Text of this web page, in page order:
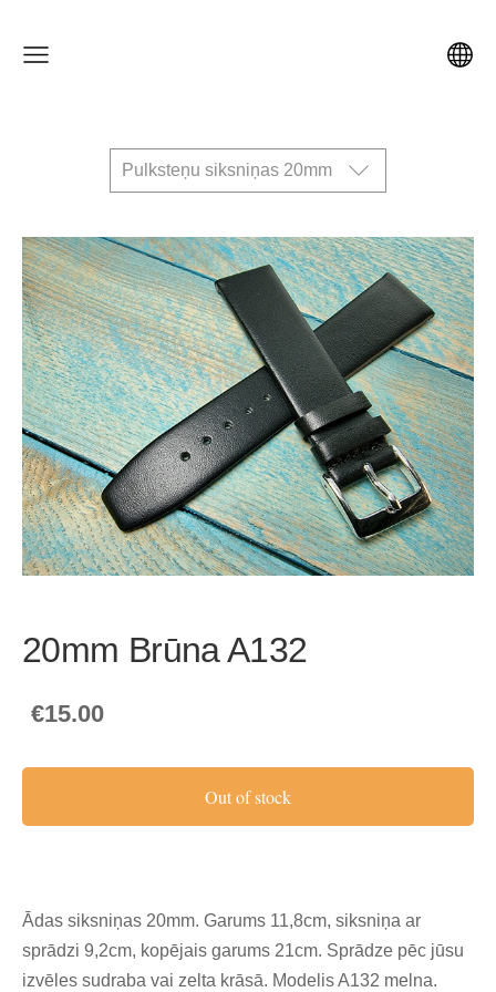
Pulksteņu siksniņas 20mm
20mm Brūna A132
€15.00
Out of stock
Ādas siksniņas 20mm. Garums 11,8cm, siksniņa ar
sprādzi 9,2cm, kopējais garums 21cm. Sprādze pēc jūsu
izvēles sudraba vai zelta krāsā. Modelis A132 melna.